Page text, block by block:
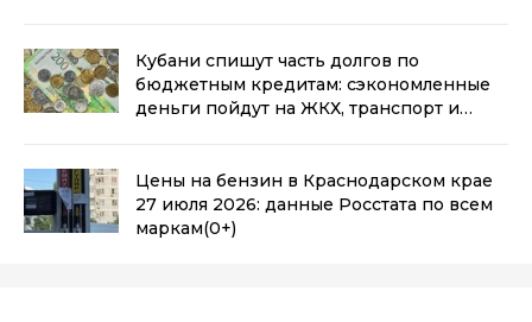
Кубани спишут часть долгов по
бюджетным кредитам: сэкономленные
деньги пойдут на ЖКХ, транспорт и
Цены на бензин в Краснодарском крае
27 июля 2026: данные Росстата по всем
маркам(0+)